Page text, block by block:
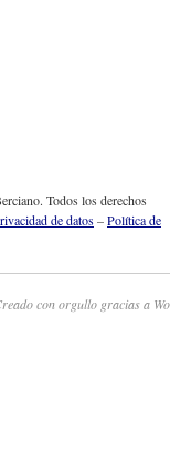
Todos los derechos
de datos–Política de
con orgullo gracias a